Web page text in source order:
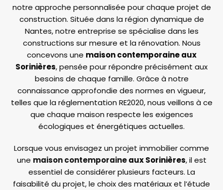
notre approche personnalisée pour chaque projet de
construction. Située dans la région dynamique de
Nantes, notre entreprise se spécialise dans les
constructions sur mesure et la rénovation. Nous
concevons une maison contemporaine aux
Sorinières, pensée pour répondre précisément aux
besoins de chaque famille. Grâce à notre
connaissance approfondie des normes en vigueur,
telles que la réglementation RE2020, nous veillons à ce
que chaque maison respecte les exigences
écologiques et énergétiques actuelles.
Lorsque vous envisagez un projet immobilier comme
une maison contemporaineaux Sorinières, il est
essentiel de considérer plusieurs facteurs. La
faisabilité du projet, le choix des matériaux et l’étude